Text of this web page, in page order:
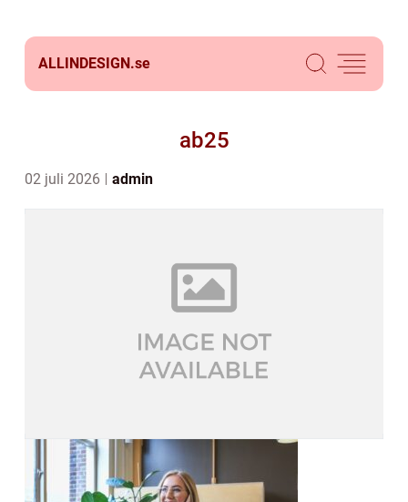
ALLINDESIGN.se
ab25
02 juli 2026 admin